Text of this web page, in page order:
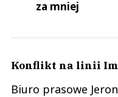
za mniej
Konflikt na linii
Biuro prasowe